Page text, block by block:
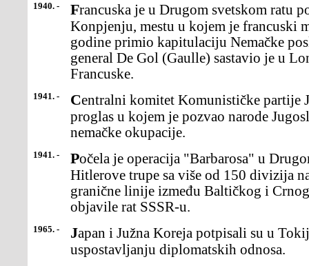
1940. - Francuska je u Drugom svetskom ratu potpisala kapitulaciju u
Konpjenju, mestu u kojem je francuski
godine primio kapitulaciju Nemačke
general De Gol (Gaulle) sastavio je u
Francuske.
1941. - Centralni komitet Komunističke partije Jugoslavije uputio je
proglas u kojem je pozvao narode
nemačke okupacije.
1941. - Počela je operacija "Barbarosa" u Drugom svetskom ratu u kojoj su
Hitlerove trupe sa više od 150 divizija
granične linije između Baltičkog i
objavile rat SSSR-u.
1965. - Japan i Južna Koreja potpisali su u Tokiju sporazum o
uspostavljanju diplomatskih odnosa.